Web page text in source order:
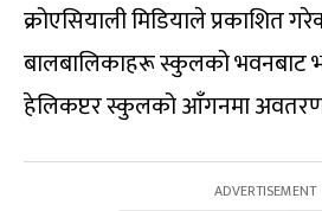
क्रोएसियाली मिडियाले प्रकाशित
बालबालिकाहरू स्कुलको भवनबाट
हेलिकप्टर स्कुलको आँगनमा